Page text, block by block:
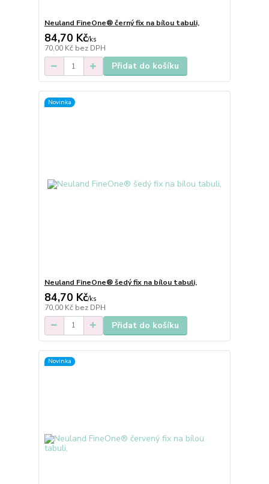
Neuland FineOne® černý fix na bílou tabuli,
84,70 Kč/ks
70,00 Kč bez DPH
Přidat do košíku
Novinka
Neuland FineOne® šedý fix na bílou tabuli,
84,70 Kč/ks
70,00 Kč bez DPH
Přidat do košíku
Novinka